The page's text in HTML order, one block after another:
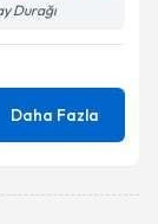
Durağı
Daha Fazla